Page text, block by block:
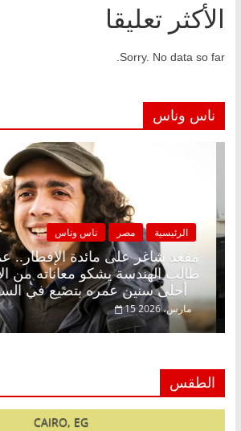
الأكثر تعليقا
Sorry. No data so far.
ناس وناس
مصر ناس وناس
الإفطار وبلكونة بلا زينة رمضان.. د.
خبير اقتصادي في انتظار حلم
الطقس
CAIRO, EG